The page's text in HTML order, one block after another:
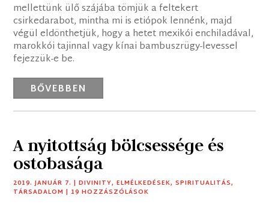
mellettünk ülő szájába tömjük a feltekert
csirkedarabot, mintha mi is etiópok lennénk, majd
végül eldönthetjük, hogy a hetet mexikói enchiladával,
marokkói tajinnal vagy kínai bambuszrügy-levessel
fejezzük-e be.
BŐVEBBEN
A nyitottság bölcsessége és
ostobasága
2019. JANUÁR 7. |DIVINITY,ELMÉLKEDÉSEK,SPIRITUALITÁS,
TÁRSADALOM | 19 HOZZÁSZÓLÁSOK